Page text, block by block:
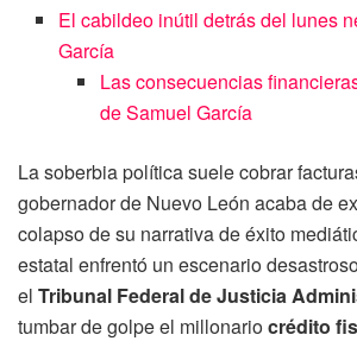
El cabildeo inútil detrás del lunes
García
Las consecuencias
de Samuel García
La soberbia política suele cobrar
gobernador de Nuevo León acaba de
colapso de su narrativa de éxito
estatal enfrentó un escenario
el Tribunal Federal de Justicia
tumbar de golpe el millonariocrédito